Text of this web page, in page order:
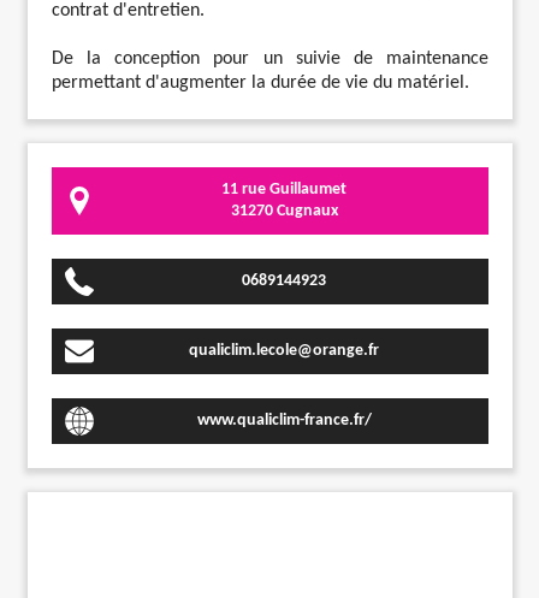
contrat d'entretien.
De la conception pour un suivie de maintenance
permettant d'augmenter la durée de vie du matériel.
11 rue Guillaumet
31270 Cugnaux
0689144923
qualiclim.lecole@orange.fr
www.qualiclim-france.fr/